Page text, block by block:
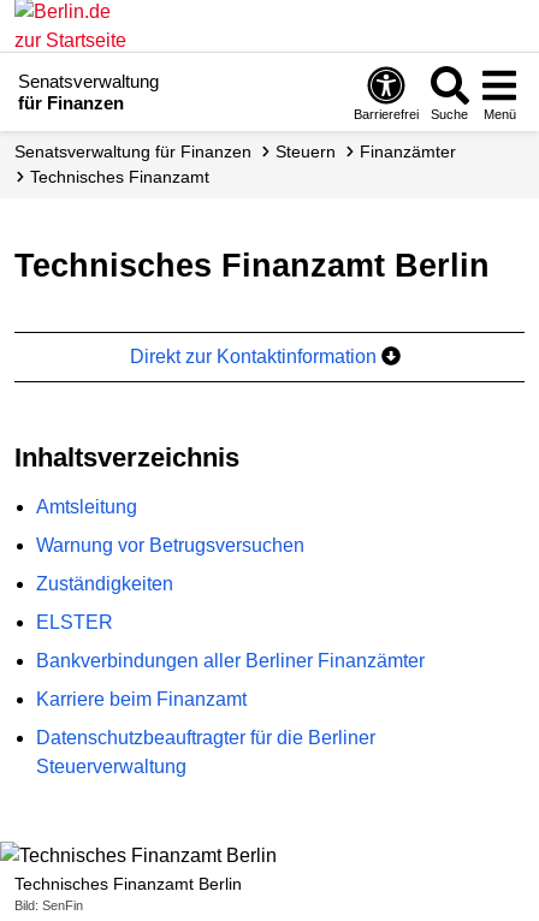
Senatsverwaltung
für Finanzen
Barrierefrei Suche Menü
Senats­verwaltung für Finanzen Steuern
Finanzämter
Technisches Finanzamt
Technisches Finanzamt Berlin
Direkt zur Kontaktinformation
Inhaltsverzeichnis
Amtsleitung
Warnung vor Betrugsversuchen
Zuständigkeiten
ELSTER
Bankverbindungen aller Berliner Finanzämter
Karriere beim Finanzamt
Datenschutzbeauftragter für die Berliner
Steuerverwaltung
Technisches Finanzamt Berlin
Bild: SenFin